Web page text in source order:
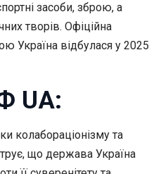
засоби, зброю, а
творів. Офіційна
Україна відбулася у 2025
UA:
колабораціонізму та
що держава Україна